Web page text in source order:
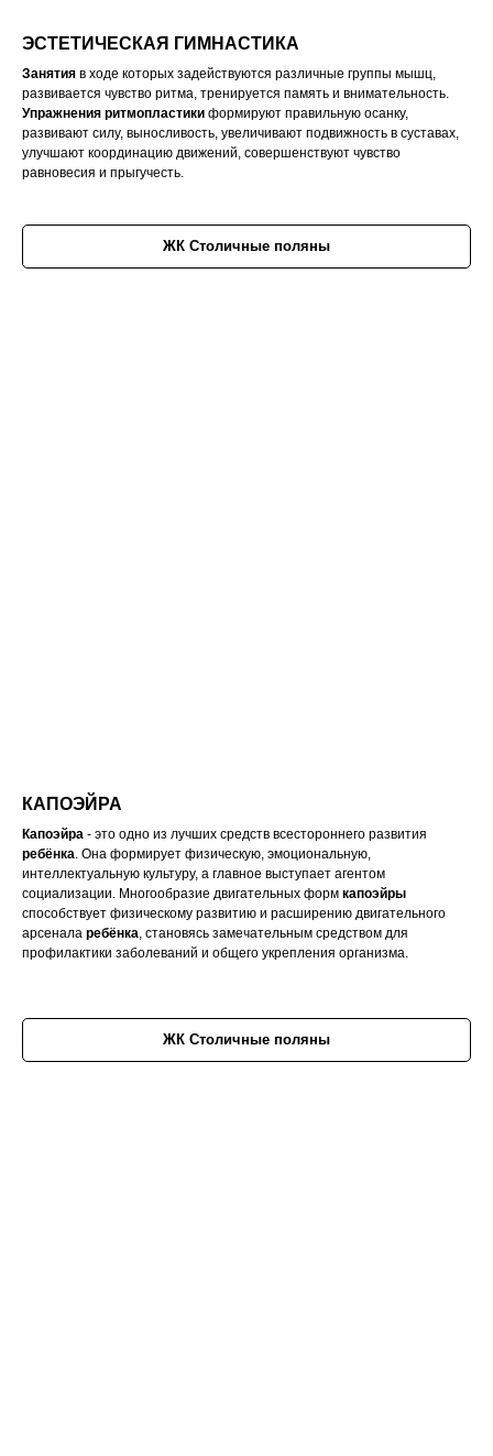
ЭСТЕТИЧЕСКАЯ ГИМНАСТИКА
Занятия в ходе которых задействуются различные группы мышц,
развивается чувство ритма, тренируется память и внимательность.
Упражнения ритмопластики формируют правильную осанку,
развивают силу, выносливость, увеличивают подвижность в суставах,
улучшают координацию движений, совершенствуют чувство
равновесия и прыгучесть.
ЖК Столичные поляны
КАПОЭЙРА
Капоэйра - это одно из лучших средств всестороннего развития
ребёнка. Она формирует физическую, эмоциональную,
интеллектуальную культуру, а главное выступает агентом
социализации. Многообразие двигательных форм капоэйры
способствует физическому развитию и расширению двигательного
арсенала ребёнка, становясь замечательным средством для
профилактики заболеваний и общего укрепления организма.
ЖК Столичные поляны